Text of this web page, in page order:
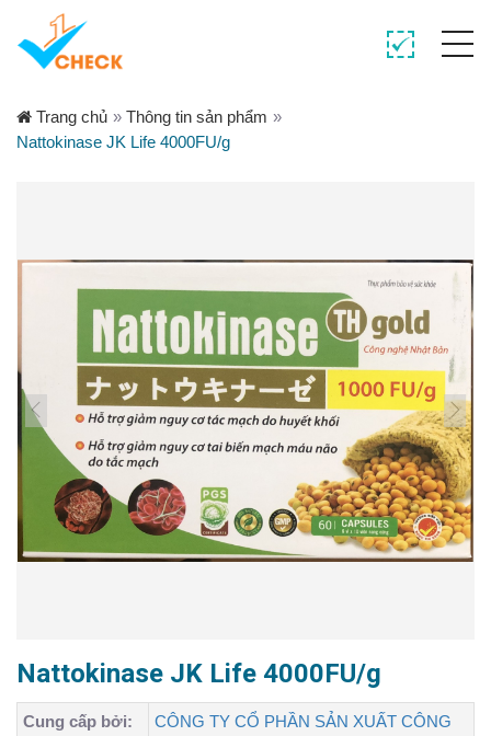
Trang chủ » Thông tin sản phẩm »
Nattokinase JK Life 4000FU/g
Nattokinase JK Life 4000FU/g
Cung cấp bởi:
CÔNG TY CỔ PHẦN SẢN XUẤT CÔNG